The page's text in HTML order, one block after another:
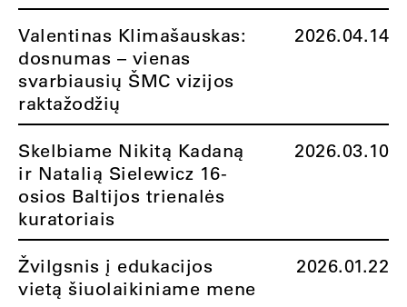
Valentinas Klimašauskas:
dosnumas – vienas
svarbiausių ŠMC vizijos
raktažodžių
2026.04.14
Skelbiame Nikitą Kadaną
ir Natalią Sielewicz 16-
osios Baltijos trienalės
kuratoriais
2026.03.10
Žvilgsnis į edukacijos
vietą šiuolaikiniame mene
2026.01.22